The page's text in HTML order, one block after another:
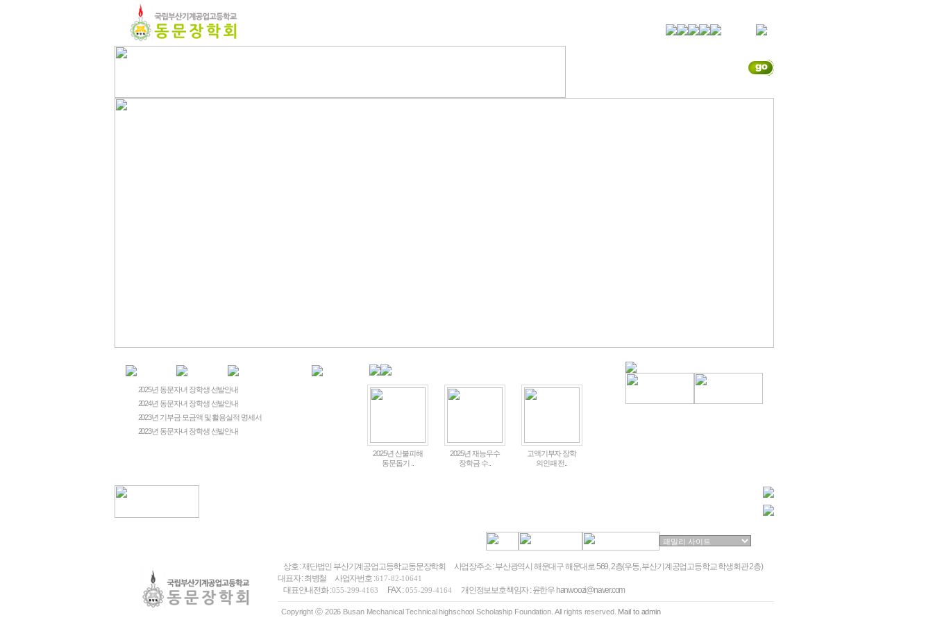
2025년 동문자녀 장학생 선발안내
2024년 동문자녀 장학생 선발안내
2023년 기부금 모금액 및 활용실적 명세서
2023년 동문자녀 장학생 선발안내
2025년 산불피해
동문돕기 ..
2025년 재능우수
장학금 수..
고액기부자 장학
의인패 전..
상호 : 재단법인 부산기계공업고등학교동문장학회
사업장주소 : 부산광역시 해운대구 해운대로 569, 2층(우동, 부산기계공업고등학교 학생회관 2층)
대표자 : 최병철
사업자번호 :617-82-10641
대표안내전화 :055-299-4163 FAX :055-299-4164 개인정보보호책임자 : 윤한우 hanwoozi@naver.com
Copyright ⓒ 2026 Busan Mechanical Technical highschool Scholaship Foundation. All rights reserved. Mail to admin